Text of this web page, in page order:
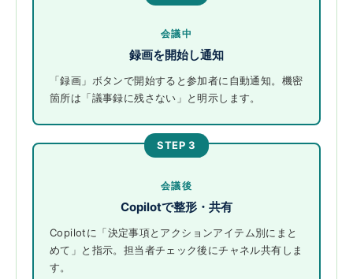
会議中
録画を開始し通知
「録画」ボタンで開始すると参加者に自動通知。機密
箇所は「議事録に残さない」と明示します。
STEP 3
会議後
Copilotで整形・共有
Copilotに「決定事項とアクションアイテム別にまと
めて」と指示。担当者チェック後にチャネル共有しま
す。